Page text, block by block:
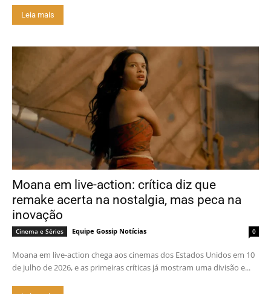
Leia mais
Moana em live-action: crítica diz que
remake acerta na nostalgia, mas peca na
inovação
Cinema e Séries Equipe Gossip Notícias 0
Moana em live-action chega aos cinemas dos Estados Unidos em 10
de julho de 2026, e as primeiras críticas já mostram uma divisão e...